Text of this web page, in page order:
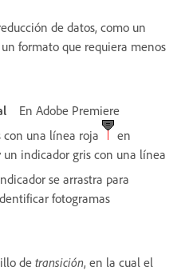
de datos, como un
formato que requiera menos
En Adobe Premiere
con una línea roja
en
un indicador gris con una línea
se arrastra para
fotogramas
de transición, en la cual el